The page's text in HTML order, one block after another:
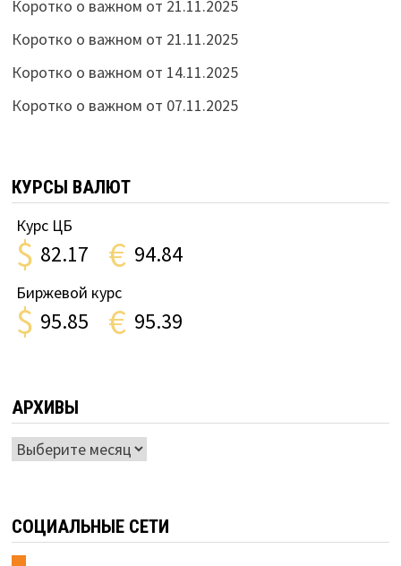
Коротко о важном от 21.11.2025
Коротко о важном от 21.11.2025
Коротко о важном от 14.11.2025
Коротко о важном от 07.11.2025
КУРСЫ ВАЛЮТ
Курс ЦБ
$ 82.17 € 94.84
Биржевой курс
$ 95.85 € 95.39
АРХИВЫ
Архивы
СОЦИАЛЬНЫЕ СЕТИ